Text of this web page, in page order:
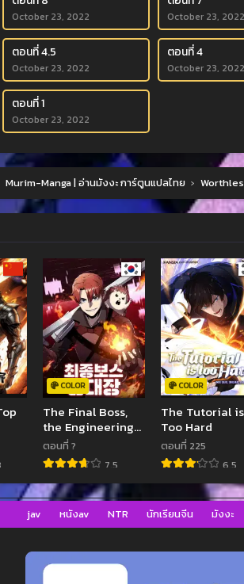
October 23, 2022 October 23, 2022
ตอนที่ 4.5
October 23, 2022
ตอนที่ 4
October 23, 2022
ตอนที่ 1
October 23, 2022
Murim-Manga | อ่านมังงะ การ์ตูนแปลไทย ›
COLOR
The Final Boss,
the Engineering
Leader
ตอนที่ ?
7.5
COLOR
The Tutorial is
Too Hard
ตอนที่ 225
6.5
jav หนังav NTR นักเรียนจีน มังงะ